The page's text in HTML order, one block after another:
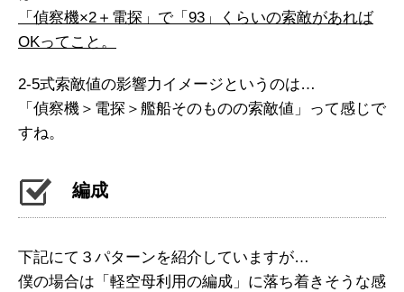
「偵察機×2＋電探」で「93」くらいの索敵があれば
OKってこと。
2-5式索敵値の影響力イメージというのは…
「偵察機＞電探＞艦船そのものの索敵値」って感じで
すね。
編成
下記にて３パターンを紹介していますが…
僕の場合は「軽空母利用の編成」に落ち着きそうな感